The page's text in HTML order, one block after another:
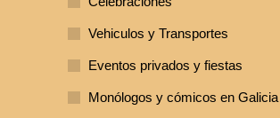
Vehiculos y Transportes
Eventos privados y fiestas
Monólogos y cómicos en Galicia